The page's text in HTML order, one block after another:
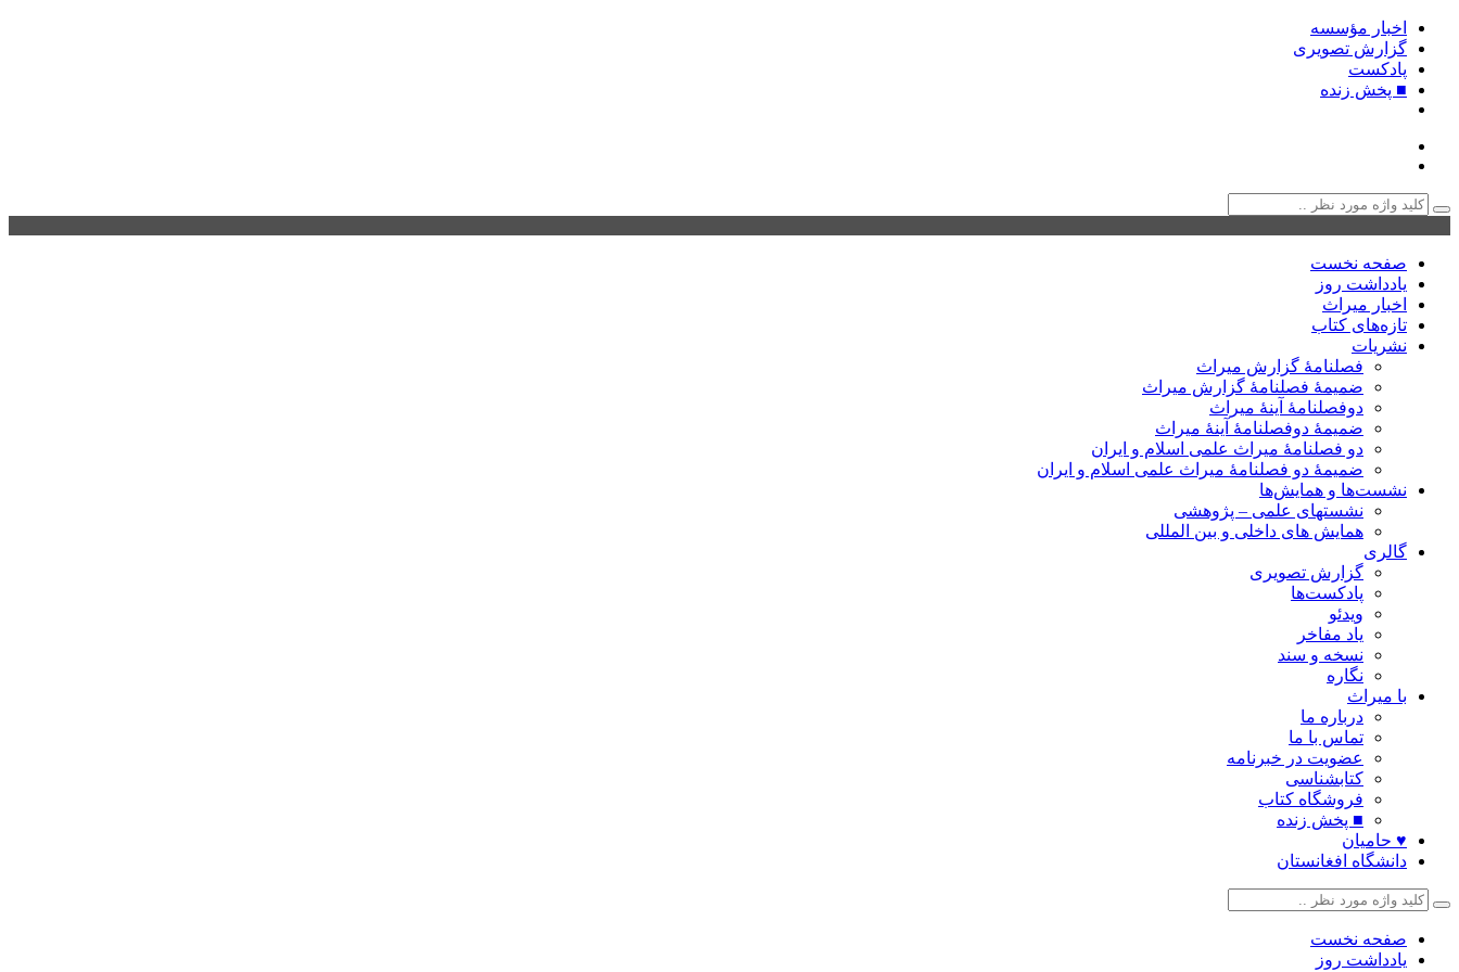
اخبار مؤسسه
گزارش تصویری
پادکست‌
■ پخش زنده
صفحه نخست
یادداشت روز
اخبار میراث
تازه‌های کتاب
نشریات
فصلنامۀ گزارش میراث
ضمیمۀ فصلنامۀ گزارش میراث
دوفصلنامۀ آینۀ میراث
ضمیمۀ دوفصلنامۀ آینۀ میراث
دو فصلنامۀ میراث علمی اسلام و ایران
ضمیمۀ دو فصلنامۀ میراث علمی اسلام و ایران
نشست‌ها و همایش‌ها
نشستهای علمی – پژوهشی
همایش های داخلی و بین المللی
گالری
گزارش تصویری
پادکست‌ها
ویدئو
یاد مفاخر
نسخه و سند
نگاره
با میراث
درباره ما
تماس با ما
عضویت در خبرنامه
کتابشناسی
فروشگاه کتاب
■ پخش زنده
♥ حامیان
دانشگاه افغانستان
صفحه نخست
یادداشت روز